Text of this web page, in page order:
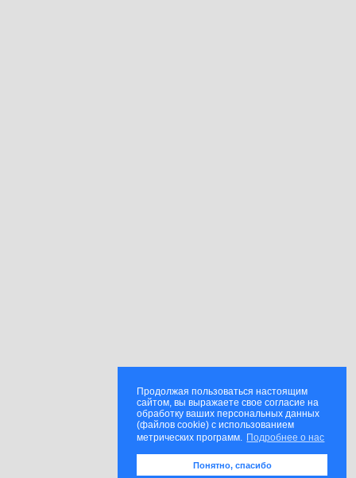
Продолжая пользоваться настоящим
сайтом, вы выражаете свое согласие на
обработку ваших персональных данных
(файлов cookie) с использованием
метрических программ. Подробнее о нас
Понятно, спасибо